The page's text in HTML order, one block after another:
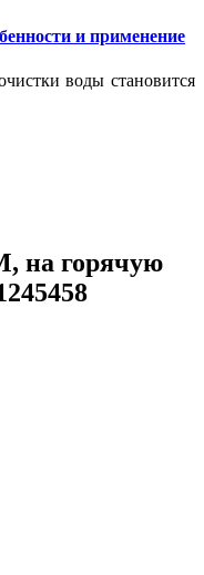
и применение
воды становится
на горячую